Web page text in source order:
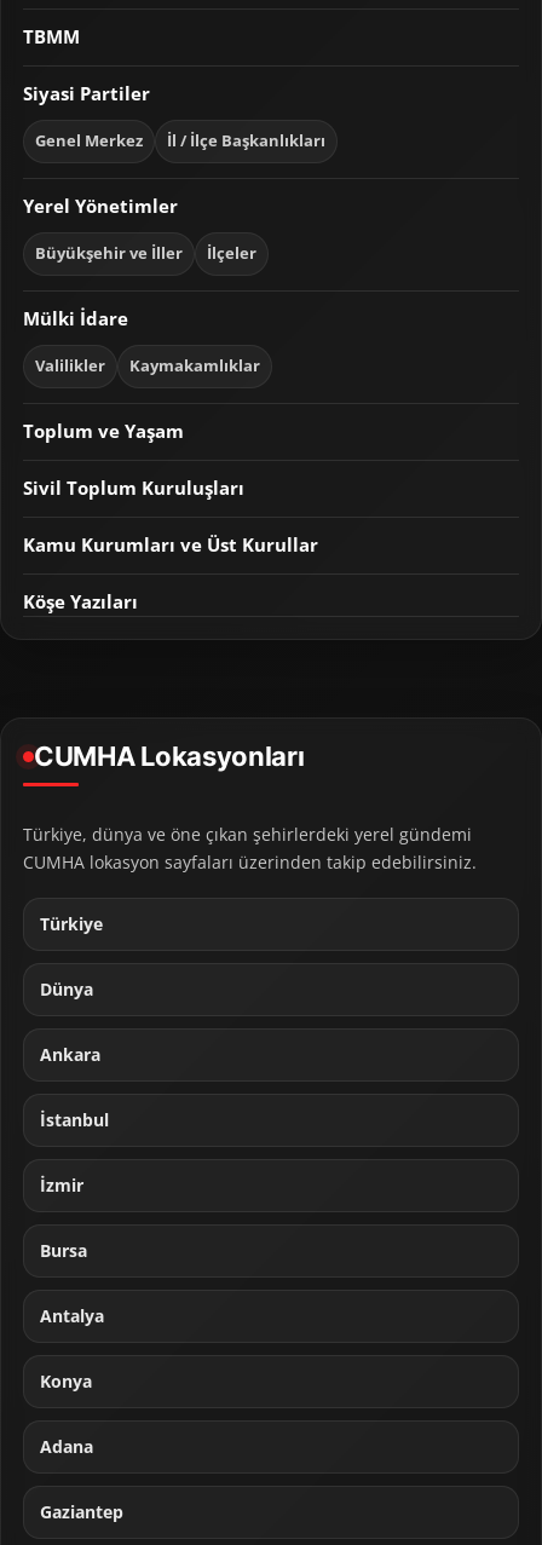
TBMM
Siyasi Partiler
Genel Merkez İl / İlçe Başkanlıkları
Yerel Yönetimler
Büyükşehir ve İller İlçeler
Mülki İdare
Valilikler Kaymakamlıklar
Toplum ve Yaşam
Sivil Toplum Kuruluşları
Kamu Kurumları ve Üst Kurullar
Köşe Yazıları
CUMHA Lokasyonları
Türkiye, dünya ve öne çıkan şehirlerdeki yerel gündemi
CUMHA lokasyon sayfaları üzerinden takip edebilirsiniz.
Türkiye
Dünya
Ankara
İstanbul
İzmir
Bursa
Antalya
Konya
Adana
Gaziantep